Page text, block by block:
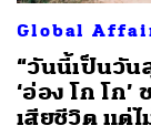
Global
“วันนี้เป็นวัน
‘อ่อง โก โก
เสียชีวิต แต่